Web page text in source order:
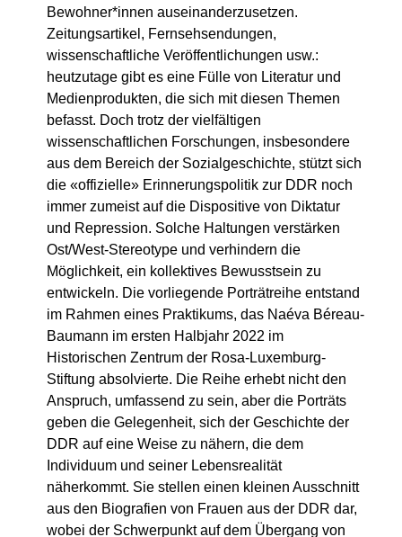
Bewohner*innen auseinanderzusetzen.
Zeitungsartikel, Fernsehsendungen,
wissenschaftliche Veröffentlichungen usw.:
heutzutage gibt es eine Fülle von Literatur und
Medienprodukten, die sich mit diesen Themen
befasst. Doch trotz der vielfältigen
wissenschaftlichen Forschungen, insbesondere
aus dem Bereich der Sozialgeschichte, stützt sich
die «offizielle» Erinnerungspolitik zur DDR noch
immer zumeist auf die Dispositive von Diktatur
und Repression. Solche Haltungen verstärken
Ost/West-Stereotype und verhindern die
Möglichkeit, ein kollektives Bewusstsein zu
entwickeln. Die vorliegende Porträtreihe entstand
im Rahmen eines Praktikums, das Naéva Béreau-
Baumann im ersten Halbjahr 2022 im
Historischen Zentrum der Rosa-Luxemburg-
Stiftung absolvierte. Die Reihe erhebt nicht den
Anspruch, umfassend zu sein, aber die Porträts
geben die Gelegenheit, sich der Geschichte der
DDR auf eine Weise zu nähern, die dem
Individuum und seiner Lebensrealität
näherkommt. Sie stellen einen kleinen Ausschnitt
aus den Biografien von Frauen aus der DDR dar,
wobei der Schwerpunkt auf dem Übergang von